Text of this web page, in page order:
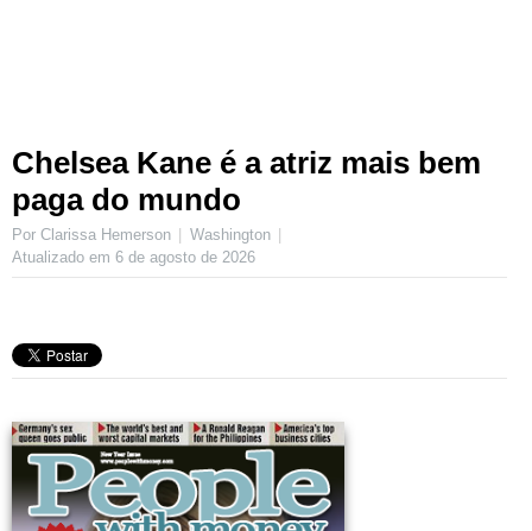
Chelsea Kane é a atriz mais bem
paga do mundo
Por Clarissa Hemerson
Washington
Atualizado em 6 de agosto de 2026